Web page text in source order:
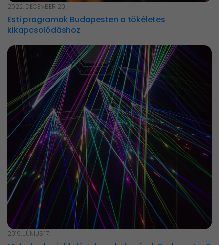
2022. DECEMBER 20.
Esti programok Budapesten a tökéletes
kikapcsolódáshoz
2019. JÚNIUS 17.